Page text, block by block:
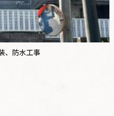
、防水工事